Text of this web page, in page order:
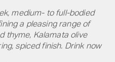
medium- to full-bodied
a pleasing range of
thyme, Kalamata olive
spiced finish. Drink now